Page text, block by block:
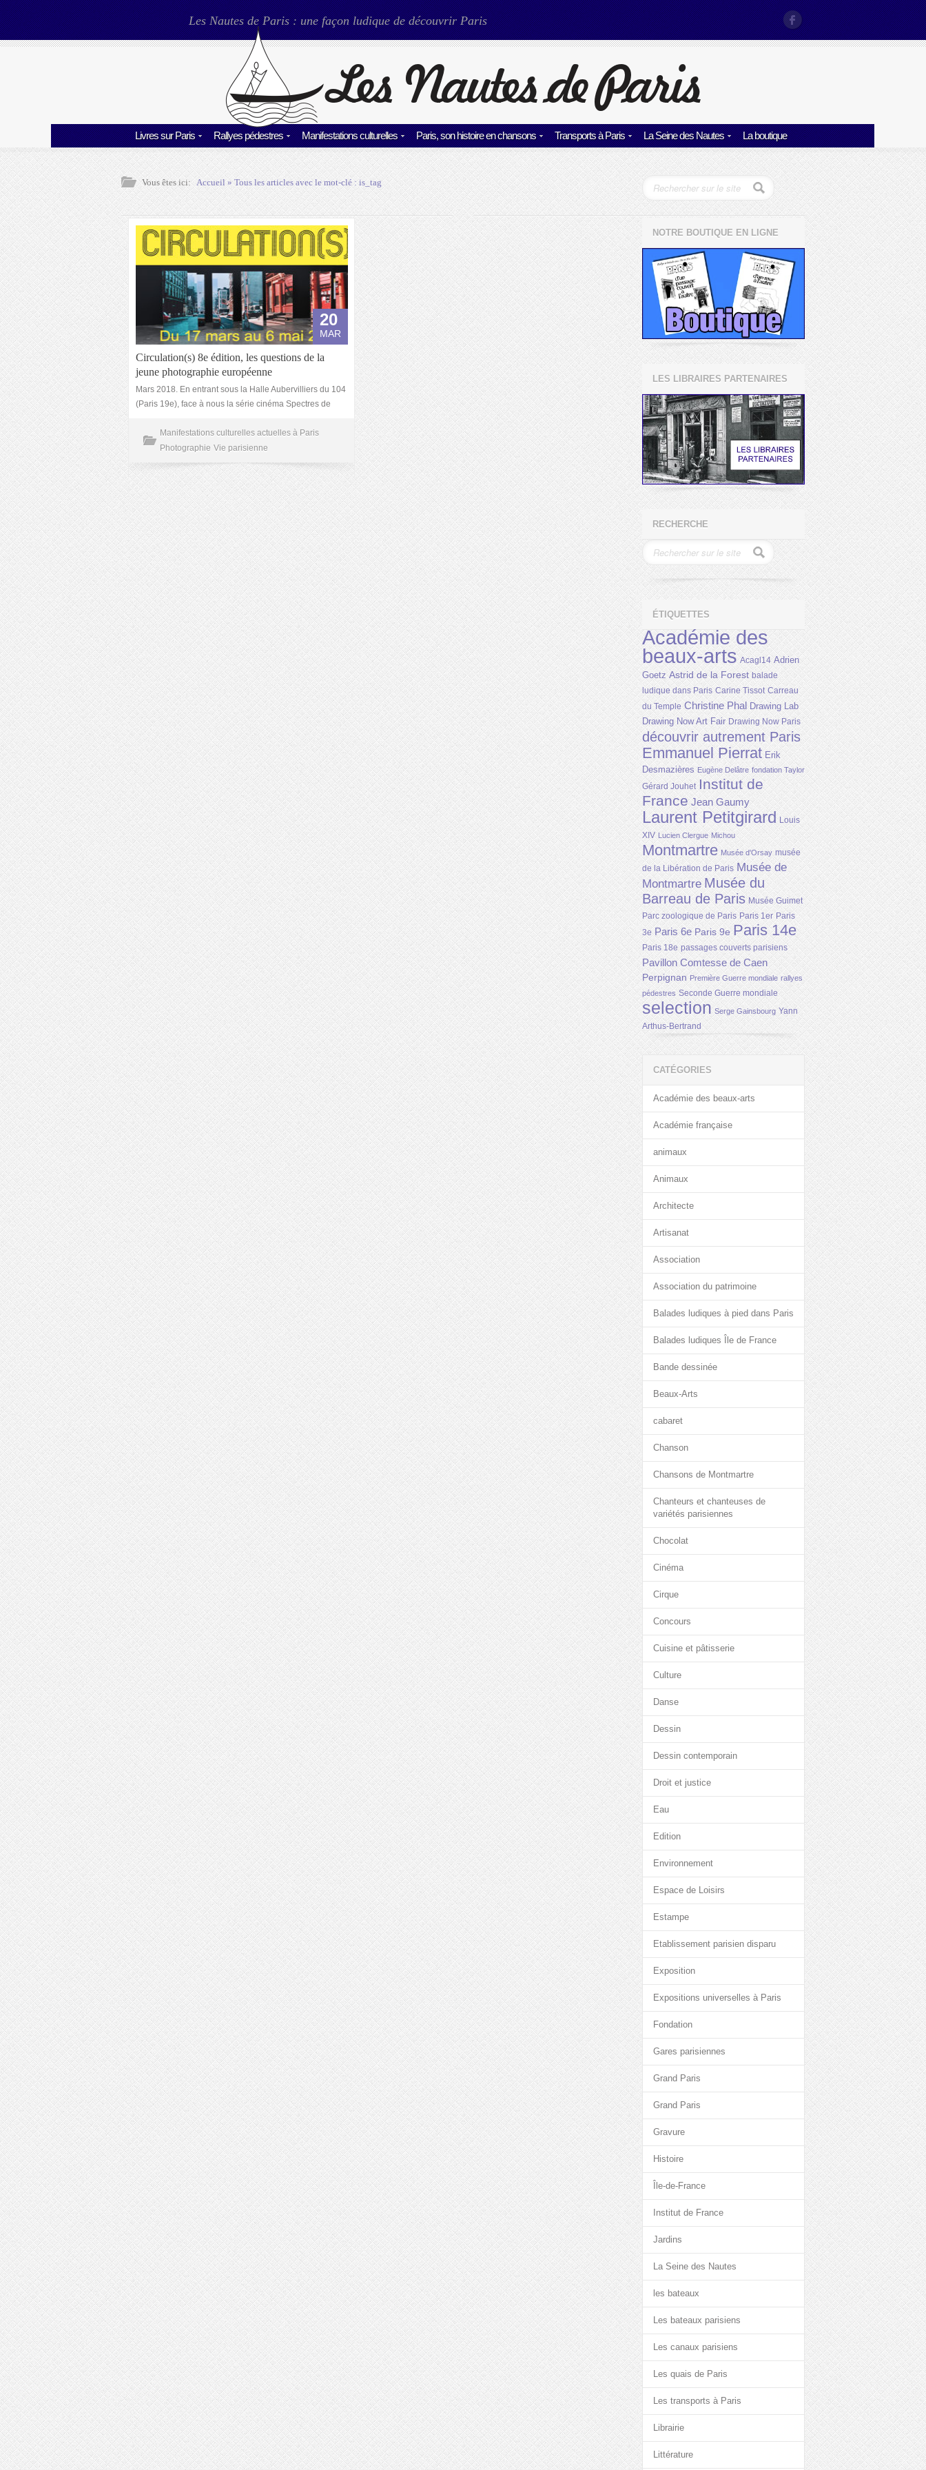
Les Nautes de Paris : une façon ludique de découvrir Paris
Livres sur Paris Rallyes pédestres Manifestations culturelles Paris, son histoire en chansons Transports à Paris La Seine des Nautes La boutique
Vous êtes ici: Accueil» Tous les articles avec le mot-clé :is_tag
20
MAR
Circulation(s) 8e édition, les questions de la
jeune photographie européenne
Mars 2018. En entrant sous la Halle Aubervilliers du 104
(Paris 19e), face à nous la série cinéma Spectres de
Manifestations culturelles actuelles à Paris
Photographie Vie parisienne
NOTRE BOUTIQUE EN LIGNE
LES LIBRAIRES PARTENAIRES
RECHERCHE
ÉTIQUETTES
Académie des
beaux-arts Acagl14 Adrien
Goetz Astrid de la Forest balade
ludique dans Paris Carine Tissot Carreau
du Temple Christine Phal Drawing Lab
Drawing Now Art Fair Drawing Now Paris
découvrir autrement Paris
Emmanuel Pierrat Erik
Desmazières Eugène Delâtre fondation Taylor
Gérard Jouhet Institut de
France Jean Gaumy
Laurent Petitgirard Louis
XIV Lucien Clergue Michou
Montmartre Musée d'Orsay musée
de la Libération de Paris Musée de
Montmartre Musée du
Barreau de Paris Musée Guimet
Parc zoologique de Paris Paris 1er Paris
3e Paris 6e Paris 9e Paris 14e
Paris 18e passages couverts parisiens
Pavillon Comtesse de Caen
Perpignan Première Guerre mondiale rallyes
pédestres Seconde Guerre mondiale
selection Serge Gainsbourg Yann
Arthus-Bertrand
CATÉGORIES
Académie des beaux-arts
Académie française
animaux
Animaux
Architecte
Artisanat
Association
Association du patrimoine
Balades ludiques à pied dans Paris
Balades ludiques Île de France
Bande dessinée
Beaux-Arts
cabaret
Chanson
Chansons de Montmartre
Chanteurs et chanteuses de
variétés parisiennes
Chocolat
Cinéma
Cirque
Concours
Cuisine et pâtisserie
Culture
Danse
Dessin
Dessin contemporain
Droit et justice
Eau
Edition
Environnement
Espace de Loisirs
Estampe
Etablissement parisien disparu
Exposition
Expositions universelles à Paris
Fondation
Gares parisiennes
Grand Paris
Grand Paris
Gravure
Histoire
Île-de-France
Institut de France
Jardins
La Seine des Nautes
les bateaux
Les bateaux parisiens
Les canaux parisiens
Les quais de Paris
Les transports à Paris
Librairie
Littérature